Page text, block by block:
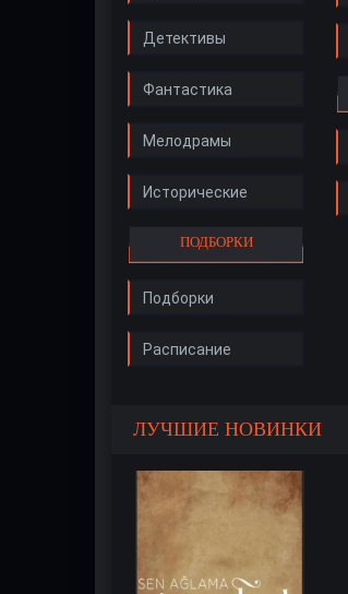
Детективы
Фантастика
Мелодрамы
Исторические
ПОДБОРКИ
Подборки
Расписание
ЛУЧШИЕ НОВИНКИ